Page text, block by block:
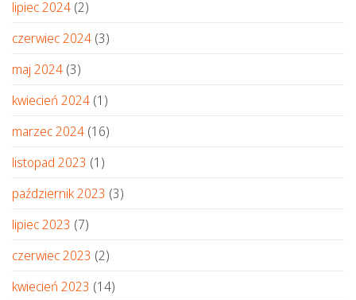
lipiec 2024 (2)
czerwiec 2024 (3)
maj 2024 (3)
kwiecień 2024 (1)
marzec 2024 (16)
listopad 2023 (1)
październik 2023 (3)
lipiec 2023 (7)
czerwiec 2023 (2)
kwiecień 2023 (14)